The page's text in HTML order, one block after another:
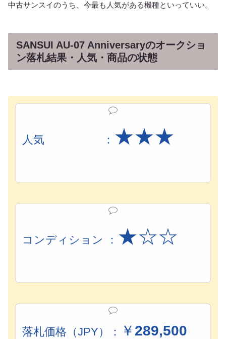
中古サンスイのうち、今最も人気がある機種といっていい。
SANSUI AU-07 Anniversaryのオークショ
ン落札結果・人気・商品の状態
人気 ： ★★★
コンディション ： ★☆☆
落札価格（JPY）： ￥ 289,500